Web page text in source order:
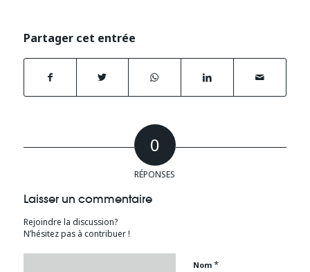
Partager cet entrée
0
RÉPONSES
Laisser un commentaire
Rejoindre la discussion?
N’hésitez pas à contribuer !
Nom *